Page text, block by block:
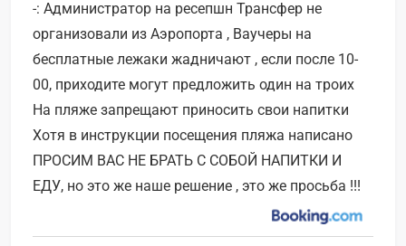
-: Администратор на ресепшн Трансфер не
организовали из Аэропорта , Ваучеры на
бесплатные лежаки жадничают , если после 10-
00, приходите могут предложить один на троих
На пляже запрещают приносить свои напитки
Хотя в инструкции посещения пляжа написано
ПРОСИМ ВАС НЕ БРАТЬ С СОБОЙ НАПИТКИ И
ЕДУ, но это же наше решение , это же просьба !!!